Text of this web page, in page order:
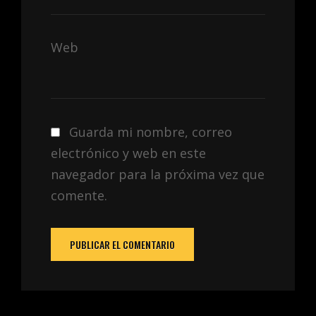
Web
Guarda mi nombre, correo
electrónico y web en este
navegador para la próxima vez que
comente.